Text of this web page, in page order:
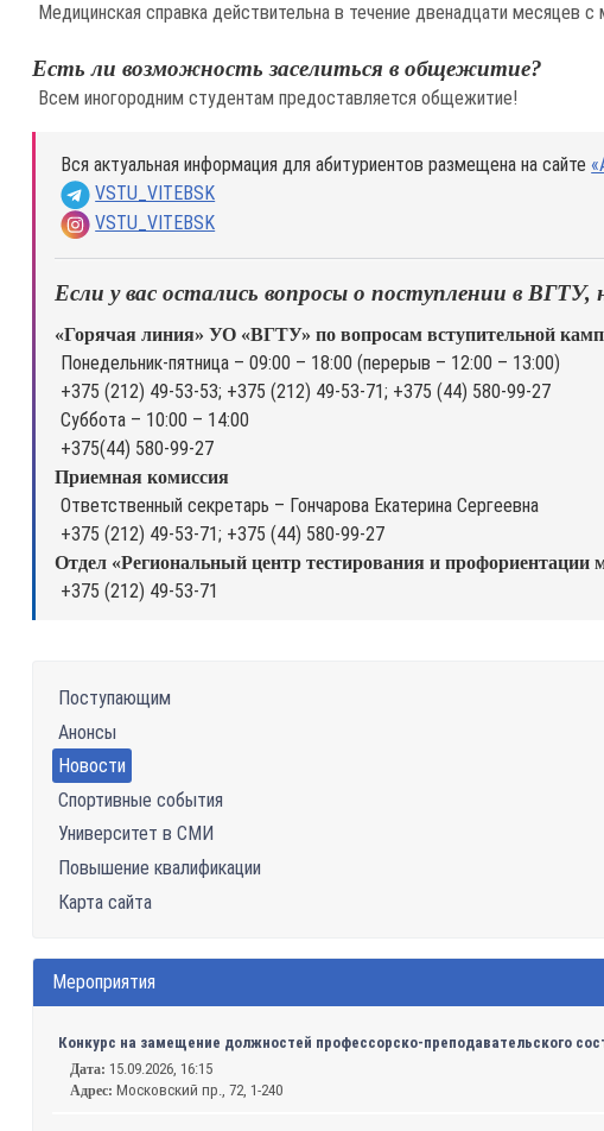
Медицинская справка действительна в течение двенадцати месяцев
Есть ли возможность заселиться в общежитие?
Всем иногородним студентам предоставляется общежитие!
Вся актуальная информация для абитуриентов размещена на сайте
VSTU_VITEBSK
VSTU_VITEBSK
Если у вас остались вопросы о поступлении в
«Горячая линия» УО «ВГТУ» по вопросам вступительной
Понедельник-пятница – 09:00 – 18:00 (перерыв – 12:00 – 13:00)
+375 (212) 49-53-53; +375 (212) 49-53-71; +375 (44) 580-99-27
Суббота – 10:00 – 14:00
+375(44) 580-99-27
Приемная комиссия
Ответственный секретарь – Гончарова Екатерина Сергеевна
+375 (212) 49-53-71; +375 (44) 580-99-27
Отдел «Региональный центр тестирования и профориентации
+375 (212) 49-53-71
Поступающим
Анонсы
Новости
Спортивные события
Университет в СМИ
Повышение квалификации
Карта сайта
Мероприятия
Конкурс на замещение должностей профессорско-преподавательского
Дата: 15.09.2026, 16:15
Адрес: Московский пр., 72, 1-240